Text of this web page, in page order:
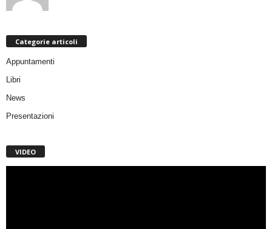
Categorie articoli
Appuntamenti
Libri
News
Presentazioni
VIDEO